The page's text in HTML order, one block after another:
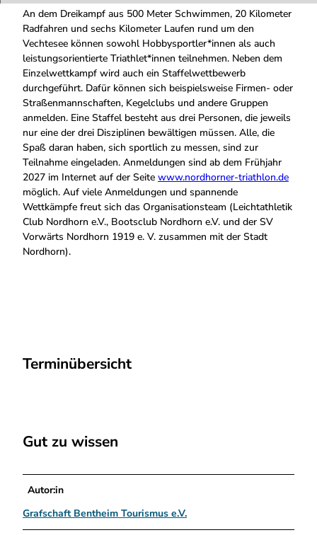
h
o
r
n
e
T
a
t
h
o
n
.
j
An dem Dreikampf aus 500 Meter Schwimmen, 20 Kilometer
Radfahren und sechs Kilometer Laufen rund um den
Vechtesee können sowohl Hobbysportler*innen als auch
leistungsorientierte Triathlet*innen teilnehmen. Neben dem
Einzelwettkampf wird auch ein Staffelwettbewerb
durchgeführt. Dafür können sich beispielsweise Firmen- oder
Straßenmannschaften, Kegelclubs und andere Gruppen
anmelden. Eine Staffel besteht aus drei Personen, die jeweils
nur eine der drei Disziplinen bewältigen müssen. Alle, die
Spaß daran haben, sich sportlich zu messen, sind zur
Teilnahme eingeladen. Anmeldungen sind ab dem Frühjahr
2027 im Internet auf der Seite www.nordhorner-triathlon.de
möglich. Auf viele Anmeldungen und spannende
Wettkämpfe freut sich das Organisationsteam (Leichtathletik
Club Nordhorn e.V., Bootsclub Nordhorn e.V. und der SV
Vorwärts Nordhorn 1919 e. V. zusammen mit der Stadt
Nordhorn).
Terminübersicht
Gut zu wissen
Autor:in
Grafschaft Bentheim Tourismus e.V.